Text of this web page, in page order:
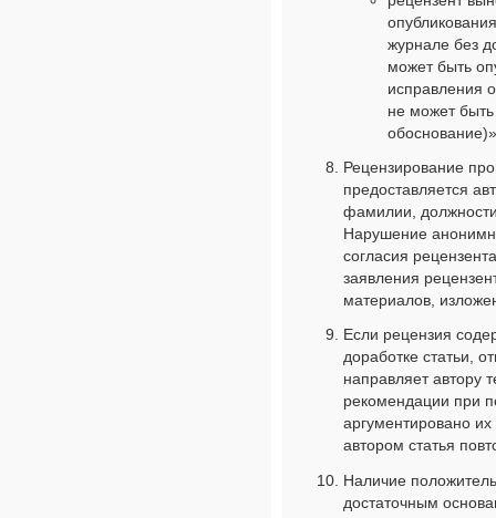
журнале без
может быть
исправления
не может быть
Рецензирование
предоставляется
фамилии,
Нарушение
согласия
заявления
материалов,
Если рецензия
доработке статьи,
направляет автору
рекомендации при
аргументировано
автором статья
Наличие
достаточным